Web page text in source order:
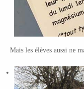
Mais les élèves aussi ne